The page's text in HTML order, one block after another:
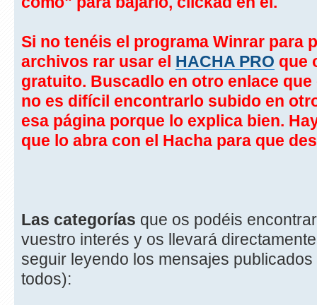
Si no tenéis el programa Winrar para
archivos rar usar el HACHA PRO que
gratuito. Buscadlo en otro enlace
no es difícil encontrarlo subido en
esa página porque lo explica bien.
que lo abra con el Hacha para que
Las categorías que os podéis
vuestro interés y os llevará
seguir leyendo los mensajes
todos):